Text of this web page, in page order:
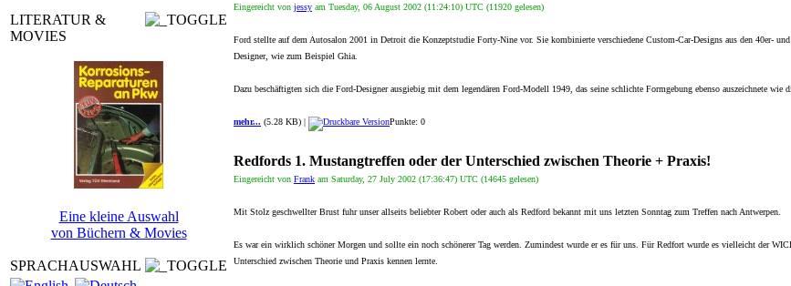
LITERATUR &
MOVIES
Eine kleine Auswahl
von Büchern & Movies
SPRACHAUSWAHL
Eingereicht von jessy am Tuesday, 06 August 2002 (11:24:10) UTC (11920 gelesen)
Ford stellte auf dem Autosalon 2001 in Detroit die Konzeptstudie Forty-Nine vor. Sie kombinierte verschiedene Custom-Car-Designs aus den 40er-
Designer, wie zum Beispiel Ghia.
Dazu beschäftigten sich die Ford-Designer ausgiebig mit dem legendären Ford-Modell 1949, das seine schlichte Formgebung ebenso auszeichnete wie
mehr... (5.28 KB) | Punkte: 0
Redfords 1. Mustangtreffen oder der Unterschied zwischen Theorie + Praxis!
Eingereicht von Frank am Saturday, 27 July 2002 (17:36:47) UTC (14645 gelesen)
Mit Stolz geschwellter Brust fuhr unser allseits beliebter Robert oder auch als Redford bekannt mit uns letzten Sonntag zum Treffen nach Antwerpen.
Es war ein wirklich schöner Morgen und sollte ein noch schönerer Tag werden. Zumindest wurde er es für uns. Für Redfort wurde es vielleicht der
Unterschied zwischen Theorie und Praxis kennen lernte.